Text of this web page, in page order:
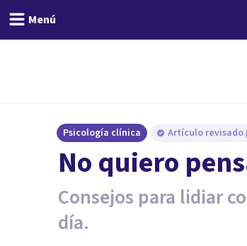
Menú
Psicología clínica Artículo revisado
No quiero
Consejos para lidiar
día.